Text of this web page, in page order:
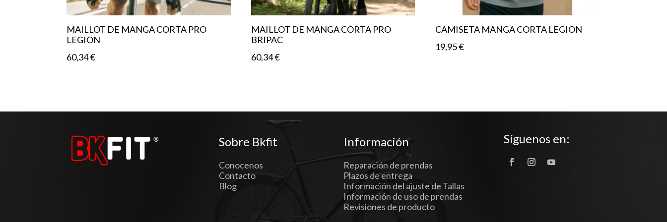
MAILLOT DE MANGA CORTA PRO
LEGION
60,34€
MAILLOT DE MANGA CORTA PRO
BRIPAC
60,34€
CAMISETA MANGA CORTA LEGION
19,95€
Sobre Bkfit
Conocenos
Contacto
Blog
Información
Reparación de prendas
Plazos de entrega
Información del ajuste de Tallas
Información de uso de prendas
Revisiones de producto
Síguenos en: